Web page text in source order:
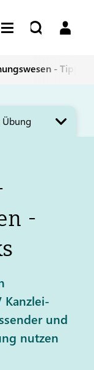
- Tipps
-
Kanzlei-
und
nutzen